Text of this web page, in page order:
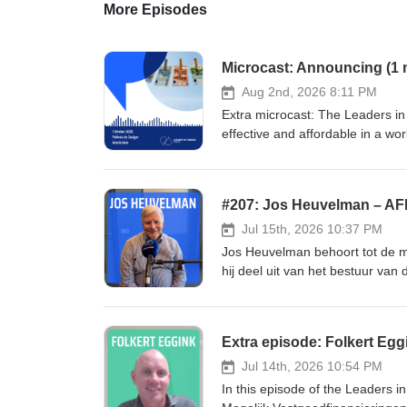
More Episodes
Microcast: Announcing (1
Aug 2nd, 2026 8:11 PM
Extra microcast: The Leaders
effective and affordable in a
Financial crime is getting more
journalist and author Oliver
from De Nederlandsche Bank
banking panels featuring ABN
AML regulation and authority
08:00 – 14:30, including
event-2026/
Jul 15th, 2026 10:37 PM
Jos Heuvelman behoort tot de
hij deel uit van het bestuur van
neemt hij in september 2026
ESMA, de Europese
bijna 33 jaar, of rond de 33
functies binnen het toezicht op
Jul 14th, 2026 10:54 PM
In this episode of the Leaders